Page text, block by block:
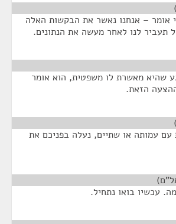
אומר – אנחנו נאשר את הבקשות האלה
תעביר לנו לאחר מעשה את הנתונים.
שהיא מאשרת לו משפטית, הוא אומר
הזאת.
עם עמותה או שתיים, נעלה בפניכם את
עכשיו בואו נתחיל.